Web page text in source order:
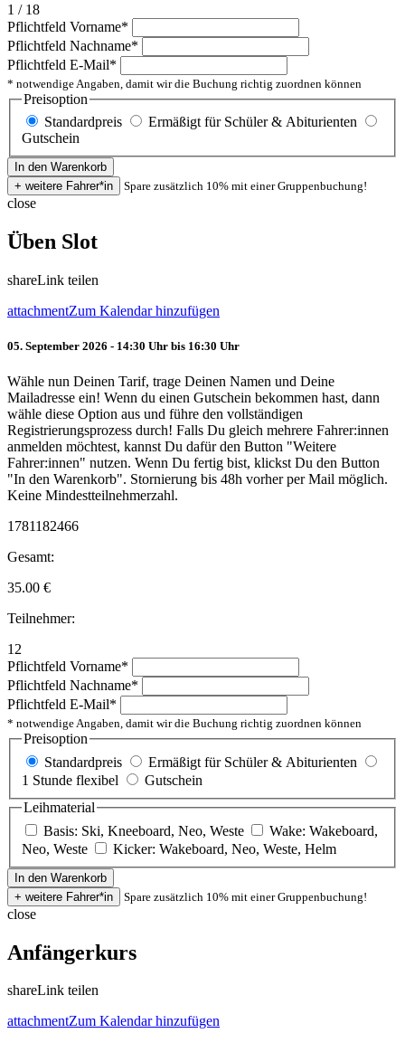
1 / 18
Pflichtfeld Vorname*
Pflichtfeld Nachname*
Pflichtfeld E-Mail*
* notwendige Angaben, damit wir die Buchung richtig zuordnen können
Preisoption
Standardpreis
Ermäßigt für Schüler & Abiturienten
Gutschein
Spare zusätzlich 10% mit einer Gruppenbuchung!
close
Üben Slot
shareLink teilen
attachmentZum Kalendar hinzufügen
05. September 2026 - 14:30 Uhr bis 16:30 Uhr
Wähle nun Deinen Tarif, trage Deinen Namen und Deine
Mailadresse ein! Wenn du einen Gutschein bekommen hast, dann
wähle diese Option aus und führe den vollständigen
Registrierungsprozess durch! Falls Du gleich mehrere Fahrer:innen
anmelden möchtest, kannst Du dafür den Button "Weitere
Fahrer:innen" nutzen. Wenn Du fertig bist, klickst Du den Button
"In den Warenkorb". Stornierung bis 48h vorher per Mail möglich.
Keine Mindestteilnehmerzahl.
1781182466
Gesamt:
35.00 €
Teilnehmer:
12
Pflichtfeld Vorname*
Pflichtfeld Nachname*
Pflichtfeld E-Mail*
* notwendige Angaben, damit wir die Buchung richtig zuordnen können
Preisoption
Standardpreis
Ermäßigt für Schüler & Abiturienten
1 Stunde flexibel
Gutschein
Leihmaterial
Basis: Ski, Kneeboard, Neo, Weste
Wake: Wakeboard,
Neo, Weste
Kicker: Wakeboard, Neo, Weste, Helm
Spare zusätzlich 10% mit einer Gruppenbuchung!
close
Anfängerkurs
shareLink teilen
attachmentZum Kalendar hinzufügen